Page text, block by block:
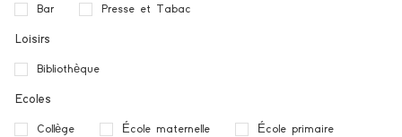
Bar Presse et Tabac
Loisirs
Bibliothèque
Ecoles
Collège École maternelle École primaire